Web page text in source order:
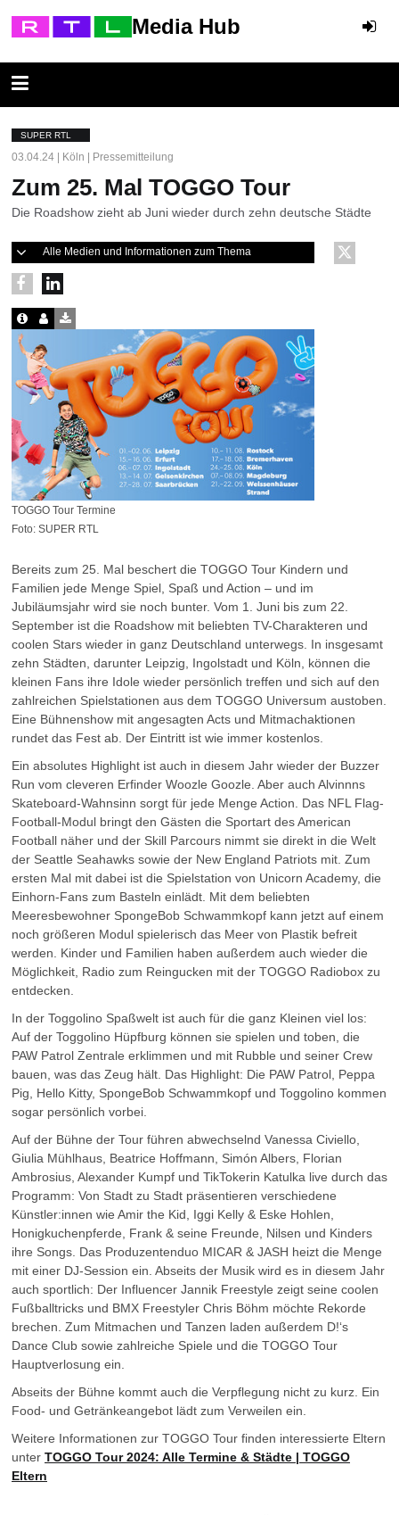
Media Hub
SUPER RTL
03.04.24 | Köln | Pressemitteilung
Zum 25. Mal TOGGO Tour
Die Roadshow zieht ab Juni wieder durch zehn deutsche Städte
Alle Medien und Informationen zum Thema
TOGGO Tour Termine
Foto: SUPER RTL
Bereits zum 25. Mal beschert die TOGGO Tour Kindern und
Familien jede Menge Spiel, Spaß und Action – und im
Jubiläumsjahr wird sie noch bunter. Vom 1. Juni bis zum 22.
September ist die Roadshow mit beliebten TV-Charakteren und
coolen Stars wieder in ganz Deutschland unterwegs. In insgesamt
zehn Städten, darunter Leipzig, Ingolstadt und Köln, können die
kleinen Fans ihre Idole wieder persönlich treffen und sich auf den
zahlreichen Spielstationen aus dem TOGGO Universum austoben.
Eine Bühnenshow mit angesagten Acts und Mitmachaktionen
rundet das Fest ab. Der Eintritt ist wie immer kostenlos.
Ein absolutes Highlight ist auch in diesem Jahr wieder der Buzzer
Run vom cleveren Erfinder Woozle Goozle. Aber auch Alvinnns
Skateboard-Wahnsinn sorgt für jede Menge Action. Das NFL Flag-
Football-Modul bringt den Gästen die Sportart des American
Football näher und der Skill Parcours nimmt sie direkt in die Welt
der Seattle Seahawks sowie der New England Patriots mit. Zum
ersten Mal mit dabei ist die Spielstation von Unicorn Academy, die
Einhorn-Fans zum Basteln einlädt. Mit dem beliebten
Meeresbewohner SpongeBob Schwammkopf kann jetzt auf einem
noch größeren Modul spielerisch das Meer von Plastik befreit
werden. Kinder und Familien haben außerdem auch wieder die
Möglichkeit, Radio zum Reingucken mit der TOGGO Radiobox zu
entdecken.
In der Toggolino Spaßwelt ist auch für die ganz Kleinen viel los:
Auf der Toggolino Hüpfburg können sie spielen und toben, die
PAW Patrol Zentrale erklimmen und mit Rubble und seiner Crew
bauen, was das Zeug hält. Das Highlight: Die PAW Patrol, Peppa
Pig, Hello Kitty, SpongeBob Schwammkopf und Toggolino kommen
sogar persönlich vorbei.
Auf der Bühne der Tour führen abwechselnd Vanessa Civiello,
Giulia Mühlhaus, Beatrice Hoffmann, Simón Albers, Florian
Ambrosius, Alexander Kumpf und TikTokerin Katulka live durch das
Programm: Von Stadt zu Stadt präsentieren verschiedene
Künstler:innen wie Amir the Kid, Iggi Kelly & Eske Hohlen,
Honigkuchenpferde, Frank & seine Freunde, Nilsen und Kinders
ihre Songs. Das Produzentenduo MICAR & JASH heizt die Menge
mit einer DJ-Session ein. Abseits der Musik wird es in diesem Jahr
auch sportlich: Der Influencer Jannik Freestyle zeigt seine coolen
Fußballtricks und BMX Freestyler Chris Böhm möchte Rekorde
brechen. Zum Mitmachen und Tanzen laden außerdem D!‘s
Dance Club sowie zahlreiche Spiele und die TOGGO Tour
Hauptverlosung ein.
Abseits der Bühne kommt auch die Verpflegung nicht zu kurz. Ein
Food- und Getränkeangebot lädt zum Verweilen ein.
Weitere Informationen zur TOGGO Tour finden interessierte Eltern
unter TOGGO Tour 2024: Alle Termine & Städte | TOGGO
Eltern